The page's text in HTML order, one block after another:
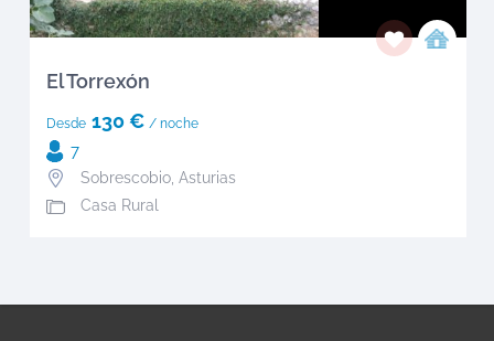
El Torrexón
Desde 130 € / noche
7
Sobrescobio, Asturias
Casa Rural